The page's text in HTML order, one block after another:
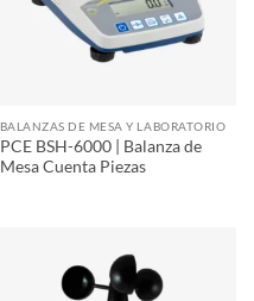
BALANZAS DE MESA Y LABORATORIO
PCE BSH-6000 | Balanza de
Mesa Cuenta Piezas